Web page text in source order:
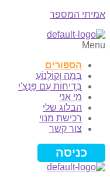
אמיתי המספר
Menu
הַסִּפּוּרִים
בָּמָה וְקוֹלְנוֹעַ
בְּדִיחוֹת עִם פַּנְצִ'י
מי אני
הבלוג שלי
רכישת מנוי
צור קשר
כניסה